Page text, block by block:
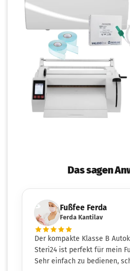
Das sagen
Fußfee Ferda
Ferda Kantilav
Der kompakte Klasse B
Steri24 ist perfekt für mein
Sehr einfach zu bedienen,